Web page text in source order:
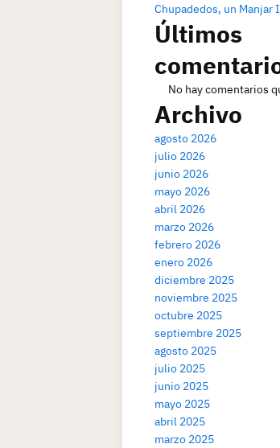
Chupadedos, un Manjar
Últimos
No hay comentarios
Archivo
agosto 2026
julio 2026
junio 2026
mayo 2026
abril 2026
marzo 2026
febrero 2026
enero 2026
diciembre 2025
noviembre 2025
octubre 2025
septiembre 2025
agosto 2025
julio 2025
junio 2025
mayo 2025
abril 2025
marzo 2025